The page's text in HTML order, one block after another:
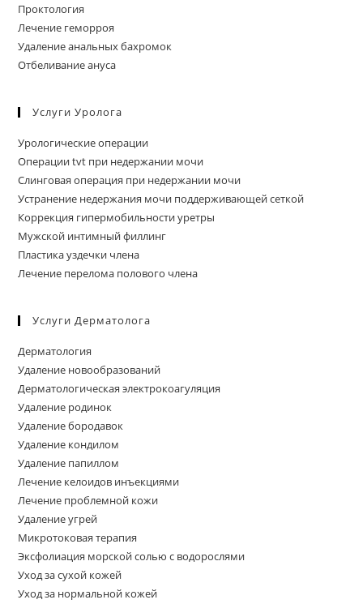
Проктология
Лечение геморроя
Удаление анальных бахромок
Отбеливание ануса
Услуги Уролога
Урологические операции
Операции tvt при недержании мочи
Слинговая операция при недержании мочи
Устранение недержания мочи поддерживающей сеткой
Коррекция гипермобильности уретры
Мужской интимный филлинг
Пластика уздечки члена
Лечение перелома полового члена
Услуги Дерматолога
Дерматология
Удаление новообразований
Дерматологическая электрокоагуляция
Удаление родинок
Удаление бородавок
Удаление кондилом
Удаление папиллом
Лечение келоидов инъекциями
Лечение проблемной кожи
Удаление угрей
Микротоковая терапия
Эксфолиация морской солью с водорослями
Уход за сухой кожей
Уход за нормальной кожей